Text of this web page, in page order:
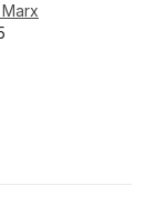
röster: